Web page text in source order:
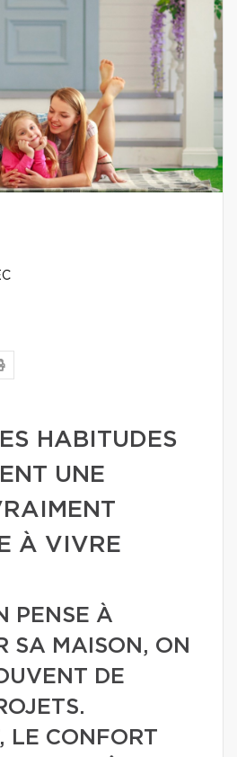
HABITUDES
UNE
À VIVRE
PENSE À
SA MAISON, ON
DE
LE CONFORT